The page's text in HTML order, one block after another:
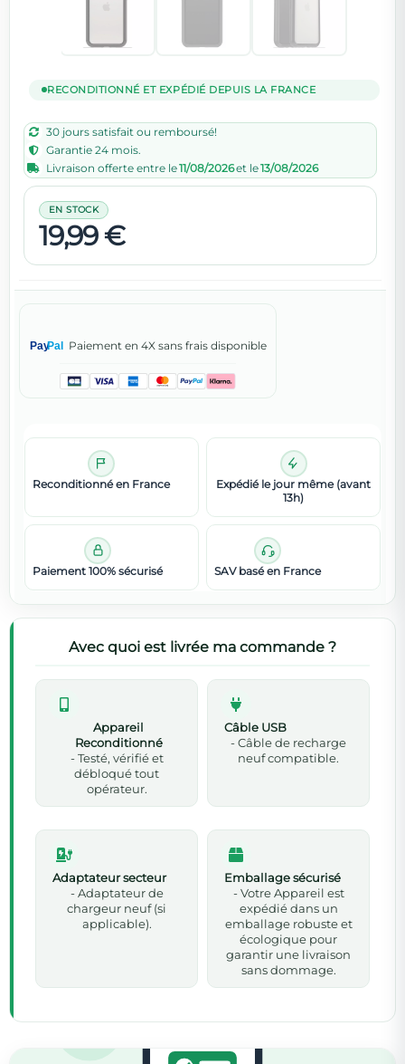
RECONDITIONNÉ ET EXPÉDIÉ DEPUIS LA FRANCE
30 jours satisfait ou remboursé!
Garantie 24 mois.
Livraison offerte entre le11/08/2026et le13/08/2026
19,99 €
EN STOCK
PayPal Paiement en 4X sans frais disponible
Reconditionné en France
Expédié le jour même (avant
13h)
Paiement 100% sécurisé SAV basé en France
Avec quoi est livrée ma commande ?
Appareil
Reconditionné
- Testé, vérifié et
débloqué tout
opérateur.
Câble USB
- Câble de recharge
neuf compatible.
Adaptateur secteur
- Adaptateur de
chargeur neuf (si
applicable).
Emballage sécurisé
- Votre Appareil est
expédié dans un
emballage robuste et
écologique pour
garantir une livraison
sans dommage.